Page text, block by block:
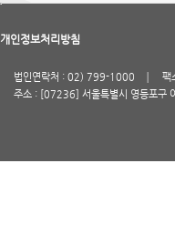
개인정보처리방침
법인연락처 : 02) 799-1000
팩
주소 : [07236] 서울특별시 영등포구